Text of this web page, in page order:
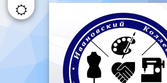
Перейти
содержимому